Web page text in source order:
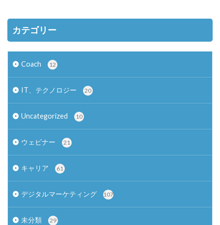
カテゴリー
Coach 12
IT、テクノロジー 20
Uncategorized 10
ウェビナー 21
キャリア 61
デジタルマーケティング 107
未分類 29